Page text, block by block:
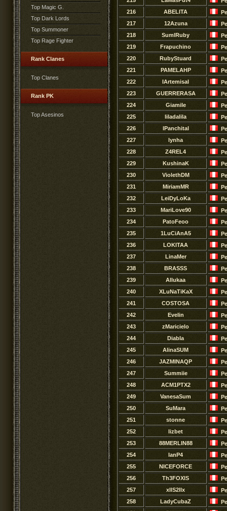
Top Magic G.
Top Dark Lords
Top Summoner
Top Rage Fighter
Rank Clanes
Top Clanes
Rank PK
Top Asesinos
216
ABELITA
217
12Azuna
218
SumlRuby
219
Frapuchino
220
RubyStuard
221
PAMELAHP
222
IArtemisaI
223
GUERRERASA
224
GiamiIe
225
liladalila
226
lPanchital
227
lynha
228
Z4REL4
229
KushinaK
230
ViolethDM
231
MiriamMR
232
LeiDyLoKa
233
MariLove90
234
PatoFeoo
235
1LuCiAnA5
236
LOKITAA
237
LinaMer
238
BRASSS
239
Allukaa
240
XLuNaTiKaX
241
COSTOSA
242
EveIin
243
zMaricielo
244
DiabIa
245
AlinaSUM
246
JAZMINAQP
247
Summiie
248
ACM1PTX2
249
VanesaSum
250
SuMara
251
stonne
252
lizbet
253
88MERLIN88
254
IanP4
255
NICEFORCE
256
Th3FOXIS
257
xllS2llx
258
LadyCubaZ